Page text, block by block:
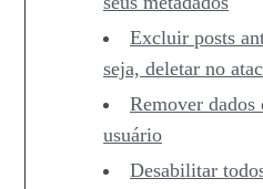
Excluir posts
seja, deletar no
Remover dados
usuário
Desabilitar